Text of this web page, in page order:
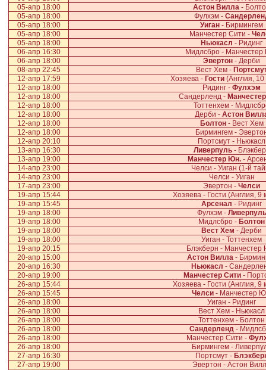
05-апр 18:00
Астон Вилла -
05-апр 18:00
Фулхэм -
05-апр 18:00
Уиган - Бирмингем
05-апр 18:00
Манчестер Сити -
05-апр 18:00
Ньюкасл - Ридинг
06-апр 16:30
Мидлсбро -
06-апр 18:00
Эвертон - Дерби
08-апр 22:45
Вест Хем -
12-апр 17:59
Хозяева - Гости (Англия,
12-апр 18:00
Ридинг - Фулхэм
12-апр 18:00
Сандерленд -
12-апр 18:00
Тоттенхем -
12-апр 18:00
Дерби - Астон
12-апр 18:00
Болтон- Вест Хем
12-апр 18:00
Бирмингем -
12-апр 20:10
Портсмут - Ньюкасл
13-апр 16:30
Ливерпуль-
13-апр 19:00
Манчестер Юн.-
14-апр 23:00
Челси - Уиган (1-й
14-апр 23:00
Челси - Уиган
17-апр 23:00
Эвертон - Челси
19-апр 15:44
Хозяева - Гости (Англия, 9
19-апр 15:45
Арсенал - Ридинг
19-апр 18:00
Фулхэм - Ливерпуль
19-апр 18:00
Мидлсбро - Болтон
19-апр 18:00
Вест Хем - Дерби
19-апр 18:00
Уиган - Тоттенхем
19-апр 20:15
Блэкберн - Манчестер
20-апр 15:00
Астон Вилла-
20-апр 16:30
Ньюкасл -
20-апр 19:00
Манчестер Сити -
26-апр 15:44
Хозяева - Гости (Англия, 9
26-апр 15:45
Челси- Манчестер
26-апр 18:00
Уиган - Ридинг
26-апр 18:00
Вест Хем - Ньюкасл
26-апр 18:00
Тоттенхем - Болтон
26-апр 18:00
Сандерленд-
26-апр 18:00
Манчестер Сити -
26-апр 18:00
Бирмингем -
27-апр 16:30
Портсмут -
27-апр 19:00
Эвертон - Астон